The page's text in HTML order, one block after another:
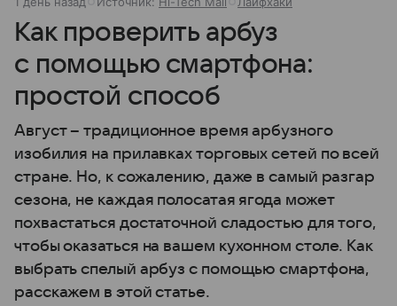
Как проверить арбуз
с помощью смартфона:
простой способ
Август – традиционное время арбузного
изобилия на прилавках торговых сетей по всей
стране. Но, к сожалению, даже в самый разгар
сезона, не каждая полосатая ягода может
похвастаться достаточной сладостью для того,
чтобы оказаться на вашем кухонном столе. Как
выбрать спелый арбуз с помощью смартфона,
расскажем в этой статье.